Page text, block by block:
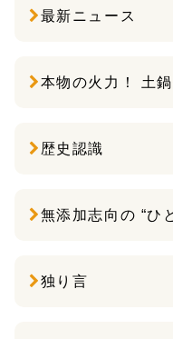
最新ニュース
本物の火力！ 土
歴史認識
無添加志向の “ひ
独り言